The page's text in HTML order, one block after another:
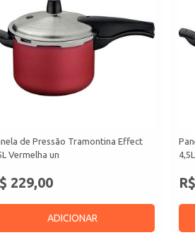
de Pressão Tramontina Effect
Vermelha un
229,00
ADICIONAR